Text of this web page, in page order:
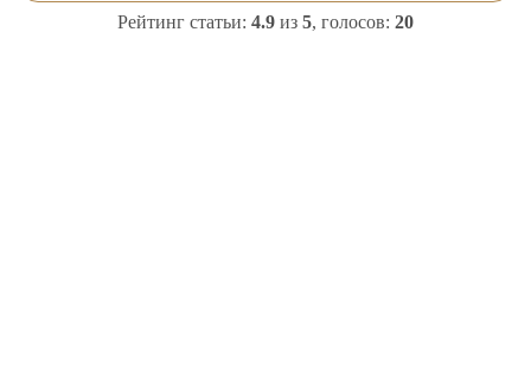
Рейтинг статьи: 4.9 из 5, голосов: 20